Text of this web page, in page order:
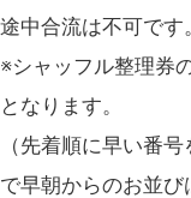
途中合流は不可です。
※シャッフル整理券
となります。
（先着順に早い番
で早朝からのお並び